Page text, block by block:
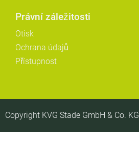
Právní záležitosti
Otisk
Ochrana údajů
Přístupnost
Copyright KVG Stade GmbH & Co. KG